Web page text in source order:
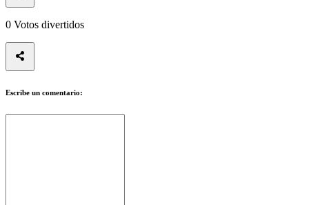
0 Votos divertidos
Escribe un comentario: